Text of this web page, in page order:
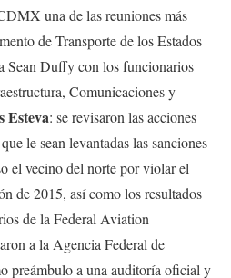
una de las reuniones más
de Transporte de los Estados
Sean Duffy con los funcionarios
Comunicaciones y
Esteva: se revisaron las acciones
le sean levantadas las sanciones
el vecino del norte por violar el
de 2015, así como los resultados
de la Federal Aviation
a la Agencia Federal de
preámbulo a una auditoría oficial y